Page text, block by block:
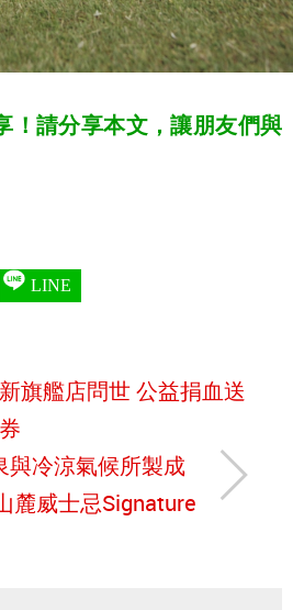
！請分享本文，讓朋友們與
LINE
旗艦店問世 公益捐血送
與冷涼氣候所製成
麓威士忌Signature